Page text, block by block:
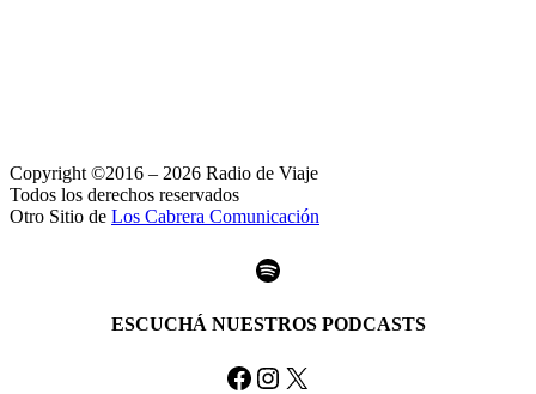
Copyright ©2016 – 2026 Radio de Viaje
Todos los derechos reservados
Otro Sitio de Los Cabrera Comunicación
Spotify
ESCUCHÁ NUESTROS PODCASTS
Facebook
Instagram
X